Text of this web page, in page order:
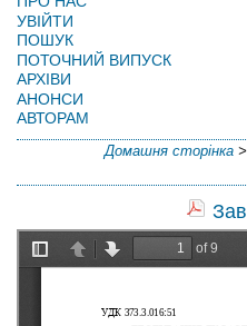
УВІЙТИ
ПОШУК
ПОТОЧНИЙ ВИПУСК
АРХІВИ
АНОНСИ
АВТОРАМ
Домашня сторінка >